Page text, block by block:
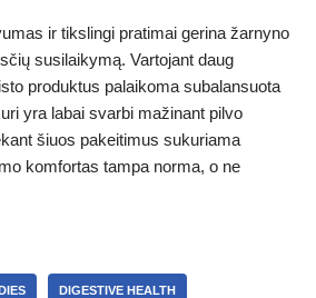
ir tikslingi pratimai gerina žarnyno
susilaikymą. Vartojant daug
produktus palaikoma subalansuota
yra labai svarbi mažinant pilvo
šiuos pakeitimus sukuriama
komfortas tampa norma, o ne
DIGESTIVE HEALTH